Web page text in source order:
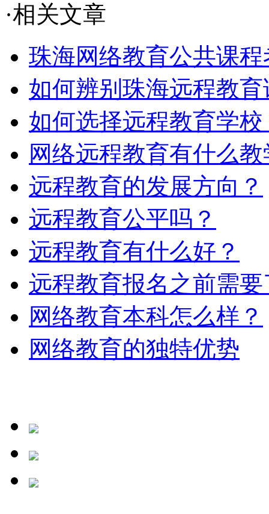
·相关文章
珠海网络教育公共课
如何辨别珠海远程教
如何选择远程教育学校
网络远程教育有什么
远程教育的发展方向？
远程教育公平吗？
远程教育有什么好？
远程教育报名之前需
网络教育本科怎么样？
网络教育的独特优势